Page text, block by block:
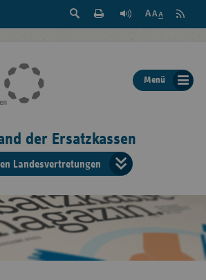
Suche
der
Seite
Feed
Menü
der Ersatzkassen
Landesvertretungen
der